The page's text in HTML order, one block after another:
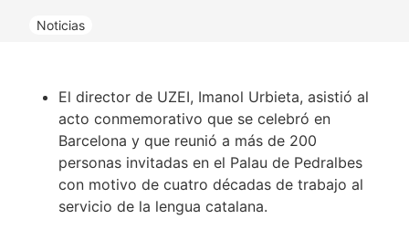
Noticias
El director de UZEI, Imanol Urbieta, asistió al
acto conmemorativo que se celebró en
Barcelona y que reunió a más de 200
personas invitadas en el Palau de Pedralbes
con motivo de cuatro décadas de trabajo al
servicio de la lengua catalana.